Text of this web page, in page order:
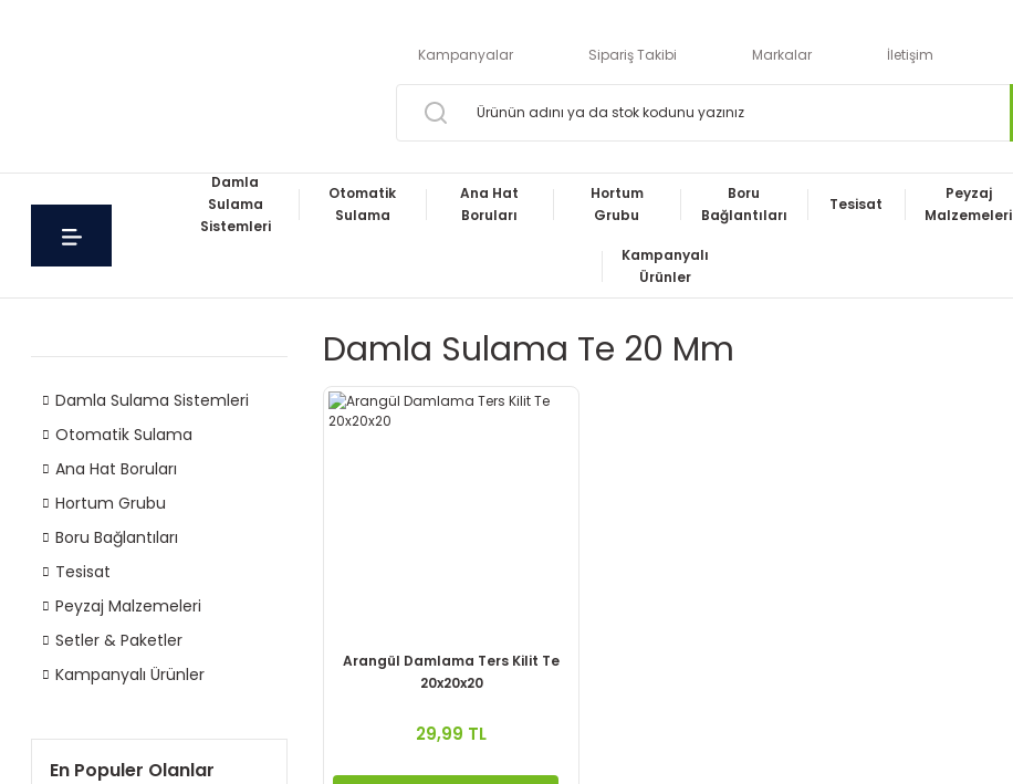
Kampanyalar Sipariş Takibi Markalar İletişim
Damla
Sulama
Sistemleri
Otomatik
Sulama
Ana Hat
Boruları
Hortum
Grubu
Boru
Bağlantıları
Tesisat
Peyzaj
Malzemeleri
Kampanyalı
Ürünler
Damla Sulama Sistemleri
Otomatik Sulama
Ana Hat Boruları
Hortum Grubu
Boru Bağlantıları
Tesisat
Peyzaj Malzemeleri
Setler & Paketler
Kampanyalı Ürünler
En Populer Olanlar
Damla Sulama Te 20 Mm
Arangül Damlama Ters Kilit Te
20x20x20
29,99 TL